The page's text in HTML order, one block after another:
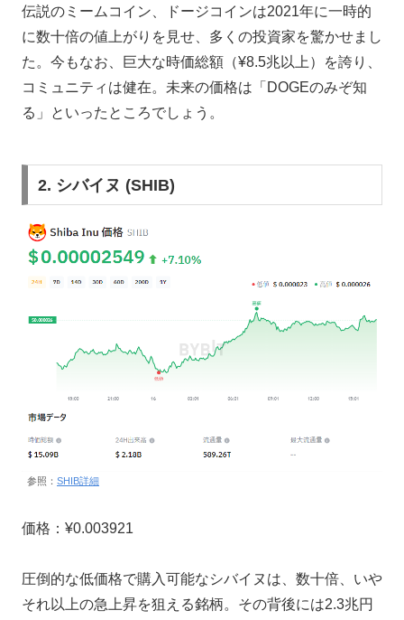
伝説のミームコイン、ドージコインは2021年に一時的
に数十倍の値上がりを見せ、多くの投資家を驚かせまし
た。今もなお、巨大な時価総額（¥8.5兆以上）を誇り、
コミュニティは健在。未来の価格は「DOGEのみぞ知
る」といったところでしょう。
2. シバイヌ (SHIB)
参照： SHIB詳細
価格：¥0.003921
圧倒的な低価格で購入可能なシバイヌは、数十倍、いや
それ以上の急上昇を狙える銘柄。その背後には2.3兆円